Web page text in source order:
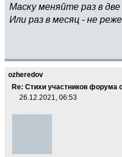
Маску меняйте раз в две
Или раз в месяц - не
ozheredov
Re: Стихи участников форума
26.12.2021, 06:53